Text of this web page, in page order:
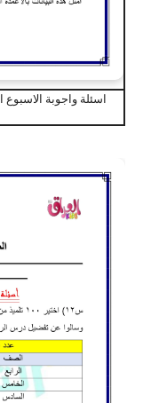
اسئلة واجوبة